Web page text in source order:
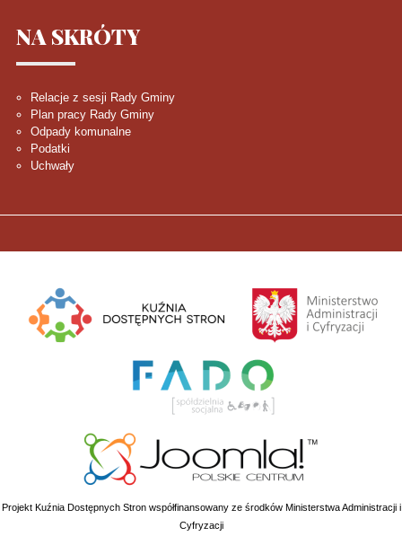
NA SKRÓTY
Relacje z sesji Rady Gminy
Plan pracy Rady Gminy
Odpady komunalne
Podatki
Uchwały
Projekt Kuźnia Dostępnych Stron współfinansowany ze środków Ministerstwa Administracji i
Cyfryzacji